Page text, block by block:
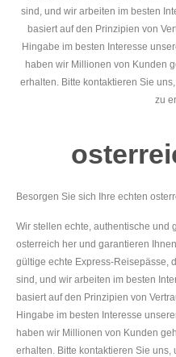
sind, und wir arbeiten im besten
basiert auf den Prinzipien von
Hingabe im besten Interesse
haben wir Millionen von Kunden
erhalten. Bitte kontaktieren Sie
zu
Besorgen Sie sich Ihre echten
Wir stellen echte, authentische und
osterreich her und garantieren
gültige echte Express-Reisepässe,
sind, und wir arbeiten im besten
basiert auf den Prinzipien von
Hingabe im besten Interesse
haben wir Millionen von Kunden
erhalten. Bitte kontaktieren Sie uns,